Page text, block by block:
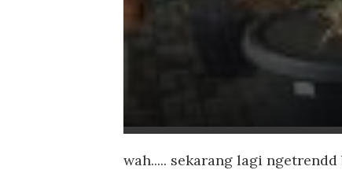
wah..... sekarang lagi